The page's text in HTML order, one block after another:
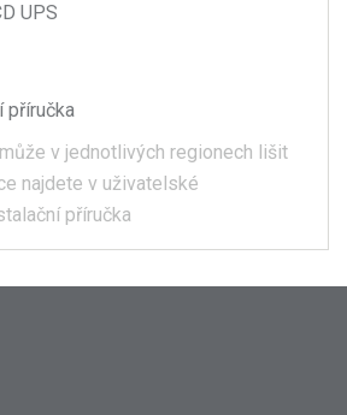
UPS
příručka
v jednotlivých regionech lišit
najdete v uživatelské
příručka